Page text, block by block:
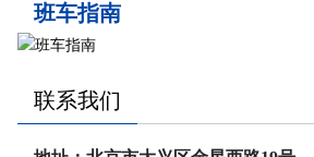
班车指南
联系我们